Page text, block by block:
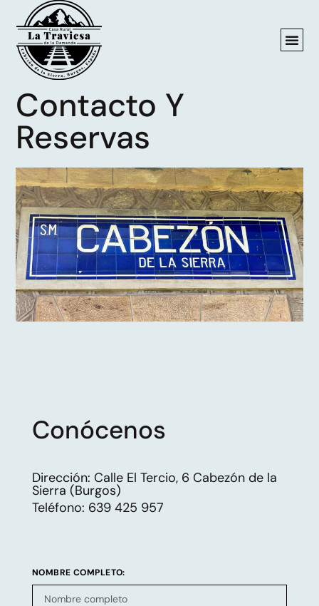
Contacto Y
Reservas
Conócenos
Dirección: Calle El Tercio, 6 Cabezón de la
Sierra (Burgos)
Teléfono: 639 425 957
NOMBRE COMPLETO: